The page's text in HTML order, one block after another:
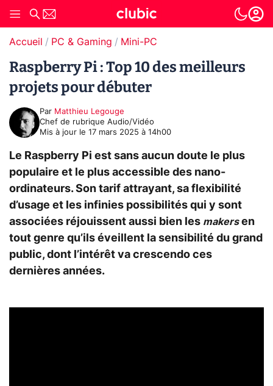
Accueil PC & Gaming Mini-PC
Raspberry Pi : Top 10 des meilleurs
projets pour débuter
Par Matthieu Legouge
Chef de rubrique Audio/Vidéo
Mis à jour le 17 mars 2025 à 14h00
Le Raspberry Pi est sans aucun doute le plus
populaire et le plus accessible des nano-
ordinateurs. Son tarif attrayant, sa flexibilité
d’usage et les infinies possibilités qui y sont
associées réjouissent aussi bien les makersen
tout genre qu’ils éveillent la sensibilité du grand
public, dont l’intérêt va crescendo ces
dernières années.